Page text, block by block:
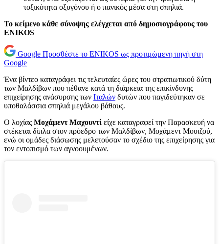
τοξικότητα οξυγόνου ή ο πανικός μέσα στη σπηλιά.
Το κείμενο κάθε σύνοψης ελέγχεται από δημοσιογράφους του
ENIKOS
Google Προσθέστε το ENIKOS ως προτιμώμενη πηγή στη
Google
Ένα βίντεο καταγράφει τις τελευταίες ώρες του στρατιωτικού δύτη
των Μαλδίβων που πέθανε κατά τη διάρκεια της επικίνδυνης
επιχείρησης ανάσυρσης των Ιταλών δυτών που παγιδεύτηκαν σε
υποθαλάσσια σπηλιά μεγάλου βάθους.
Ο λοχίας Μοχάμεντ Μαχουντί είχε καταγραφεί την Παρασκευή να
στέκεται δίπλα στον πρόεδρο των Μαλδίβων, Μοχάμεντ Μουιζού,
ενώ οι ομάδες διάσωσης μελετούσαν το σχέδιο της επιχείρησης για
τον εντοπισμό των αγνοουμένων.